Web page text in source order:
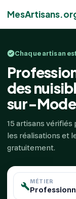
Chaque artisan
des
sur-
15 artisans vérifiés
les réalisations et
gratuitement.
MÉTIER